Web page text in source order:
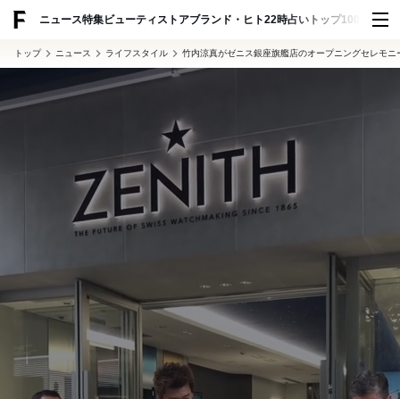
ニュース特集ビューティ ストアブランド・ヒト22時占い トップ100 スナッ
トップ ニュース ライフスタイル 竹内涼真がゼニス銀座旗艦店のオープニングセレモ